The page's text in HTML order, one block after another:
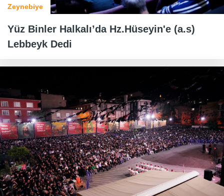
Zeynebiye
Yüz Binler Halkalı’da Hz.Hüseyin'e (a.s)
Lebbeyk Dedi